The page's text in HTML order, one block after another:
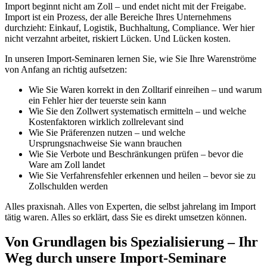
Import beginnt nicht am Zoll – und endet nicht mit der Freigabe.
Import ist ein Prozess, der alle Bereiche Ihres Unternehmens
durchzieht: Einkauf, Logistik, Buchhaltung, Compliance. Wer hier
nicht verzahnt arbeitet, riskiert Lücken. Und Lücken kosten.
In unseren Import-Seminaren lernen Sie, wie Sie Ihre Warenströme
von Anfang an richtig aufsetzen:
Wie Sie Waren korrekt in den Zolltarif einreihen – und warum
ein Fehler hier der teuerste sein kann
Wie Sie den Zollwert systematisch ermitteln – und welche
Kostenfaktoren wirklich zollrelevant sind
Wie Sie Präferenzen nutzen – und welche
Ursprungsnachweise Sie wann brauchen
Wie Sie Verbote und Beschränkungen prüfen – bevor die
Ware am Zoll landet
Wie Sie Verfahrensfehler erkennen und heilen – bevor sie zu
Zollschulden werden
Alles praxisnah. Alles von Experten, die selbst jahrelang im Import
tätig waren. Alles so erklärt, dass Sie es direkt umsetzen können.
Von Grundlagen bis Spezialisierung – Ihr
Weg durch unsere Import-Seminare